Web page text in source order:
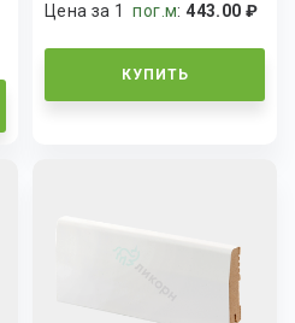
Цена за 1пог.м:443.00 ₽
КУПИТЬ